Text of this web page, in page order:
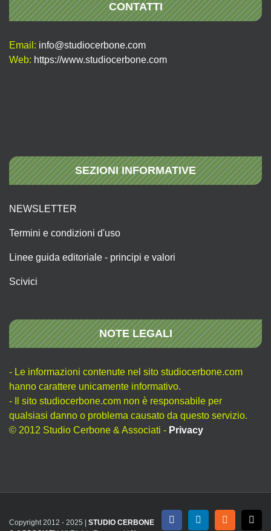
CONTATTI
Email: info@studiocerbone.com
Web: https://www.studiocerbone.com
SEZIONI INFORMATIVE
NEWSLETTER
Termini e condizioni d'uso
Linee guida editoriale - principi e valori
Scivici
NOTE LEGALI
- Le informazioni contenute nel sito studiocerbone.com
hanno carattere unicamente informativo.
- Il sito studiocerbone.com non è responsabile per
qualsiasi danno o problema causato da questo servizio.
© 2012 Studio Cerbone & Associati - Privacy
Copyright 2012 - 2025 | STUDIO CERBONE
FacebookLinkedInRss X